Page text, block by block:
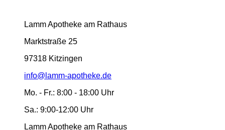
Lamm Apotheke am Rathaus
Marktstraße 25
97318 Kitzingen
info@lamm-apotheke.de
Mo. - Fr.: 8:00 - 18:00 Uhr
Sa.: 9:00-12:00 Uhr
Lamm Apotheke am Rathaus